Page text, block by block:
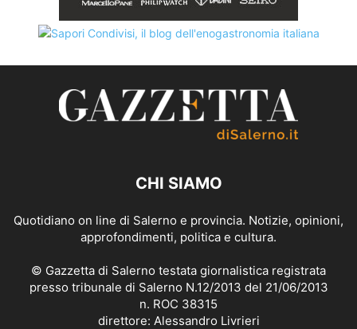
CHI SIAMO
Quotidiano on line di Salerno e provincia. Notizie, opinioni,
approfondimenti, politica e cultura.
© Gazzetta di Salerno testata giornalistica registrata
presso tribunale di Salerno N.12/2013 del 21/06/2013
n. ROC 38315
direttore: Alessandro Livrieri